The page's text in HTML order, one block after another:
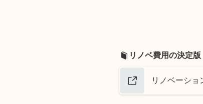
リノベ費用の決定
リノベーシ